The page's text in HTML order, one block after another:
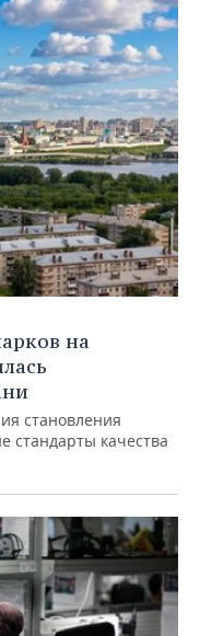
на
становления
стандарты качества